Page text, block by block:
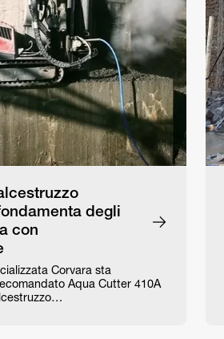
degli
con
Corvara sta
Aqua Cutter 410A